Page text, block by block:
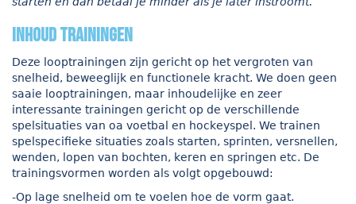
Inhoud trainingen
Deze looptrainingen zijn gericht op het vergroten van
snelheid, beweeglijk en functionele kracht. We doen geen
saaie looptrainingen, maar inhoudelijke en zeer
interessante trainingen gericht op de verschillende
spelsituaties van oa voetbal en hockeyspel. We trainen
spelspecifieke situaties zoals starten, sprinten, versnellen,
wenden, lopen van bochten, keren en springen etc. De
trainingsvormen worden als volgt opgebouwd:
-Op lage snelheid om te voelen hoe de vorm gaat.